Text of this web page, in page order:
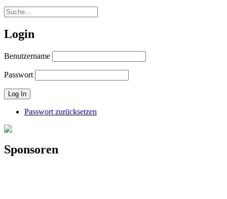
Login
Benutzername
Passwort
Passwort zurücksetzen
Sponsoren